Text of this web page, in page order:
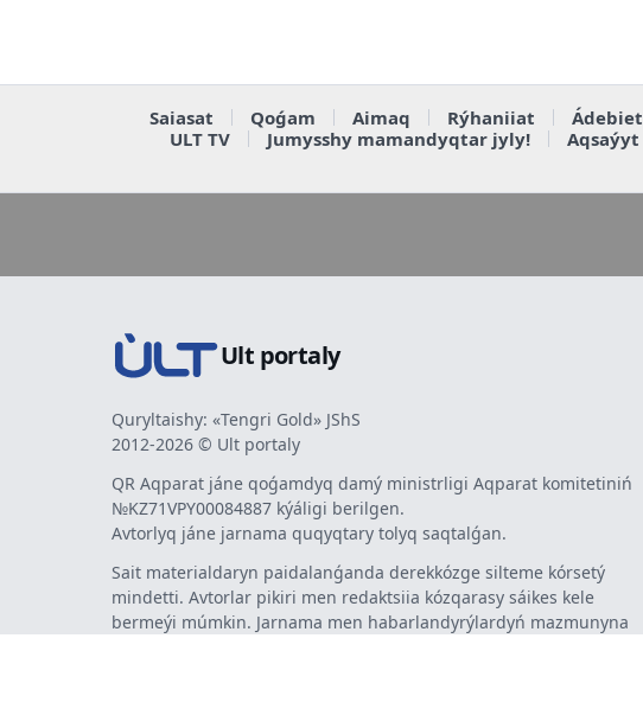
Saiasat Qoǵam Aimaq Rýhaniiat Ádebiet
ULT TV
Jumysshy mamandyqtar jyly! Aqsaýyt
Ult portaly
Quryltaishy: «Tengri Gold» JShS
2012-2026 © Ult portaly
QR Aqparat jáne qoǵamdyq damý ministrligi Aqparat komitetiniń
№KZ71VPY00084887 kýáligi berilgen.
Avtorlyq jáne jarnama quqyqtary tolyq saqtalǵan.
Sait materialdaryn paidalanǵanda derekkózge silteme kórsetý
mindetti. Avtorlar pikiri men redaktsiia kózqarasy sáikes kele
bermeýi múmkin. Jarnama men habarlandyrýlardyń mazmunyna